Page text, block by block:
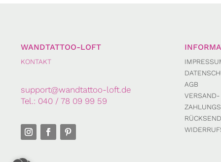
WANDTATTOO-LOFT
KONTAKT
support@wandtattoo-loft.de
Tel.: 040 / 78 09 99 59
AGB